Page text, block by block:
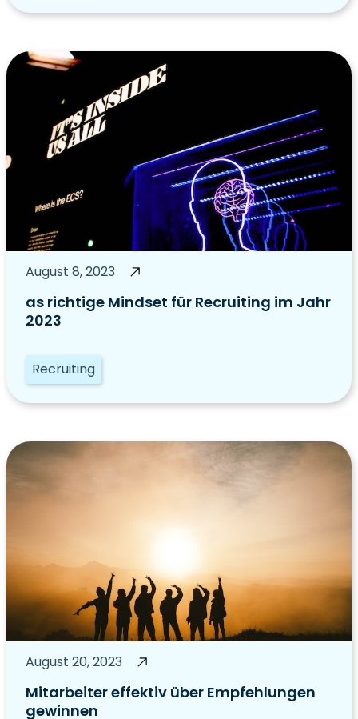
August 8, 2023
as richtige Mindset für Recruiting im Jahr
2023
Recruiting
August 20, 2023
Mitarbeiter effektiv über Empfehlungen
gewinnen